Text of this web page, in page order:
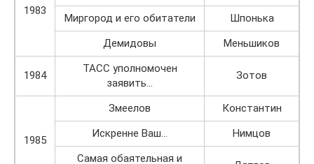
1983
Миргород и его обитатели
Шпонька
Демидовы
Меньшиков
1984
ТАСС уполномочен
заявить…
Зотов
1985
Змеелов
Константин
Искренне Ваш…
Нимцов
Самая обаятельная и